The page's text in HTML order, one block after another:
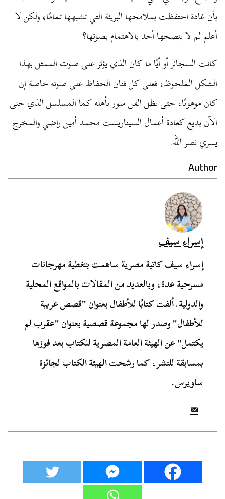
بأن غادة احتفظت بملامحها البريئة التي تشبهها تمامًا، ولكن لا
أعلم لم لا ينصحها أحد بالاهتمام بصوتها؟
كانت السجائر أو أيًا ما كان الذي يؤثر على صوت الممثل بهذا
الشكل الملحوظ، فعلى كل فنان الحفاظ على صوته خاصة إن
كان موهوبًا، حتى يظل الفن منور بأهله كما المسلسل الذي حتى
الآن بديع كعادة أعمال السيناريست محمد أمين راضي والمخرج
يسري نصر الله.
Author
إسراء سيف
إسراء سيف كاتبة مصرية ساهمت بتغطية مهرجانات
مسرحية عدة، وبالعديد من المقالات بالمواقع المحلية
والدولية. ألفت كتابًا للأطفال بعنوان "قصص عربية
للأطفال" وصدر لها مجموعة قصصية بعنوان "عقرب لم
يكتمل" عن الهيئة العامة المصرية للكتاب بعد فوزها
بمسابقة للنشر، كما رشحت الهيئة الكتاب لجائزة
ساويرس.